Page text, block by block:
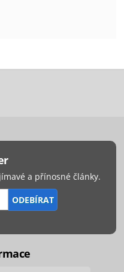
a přínosné články.